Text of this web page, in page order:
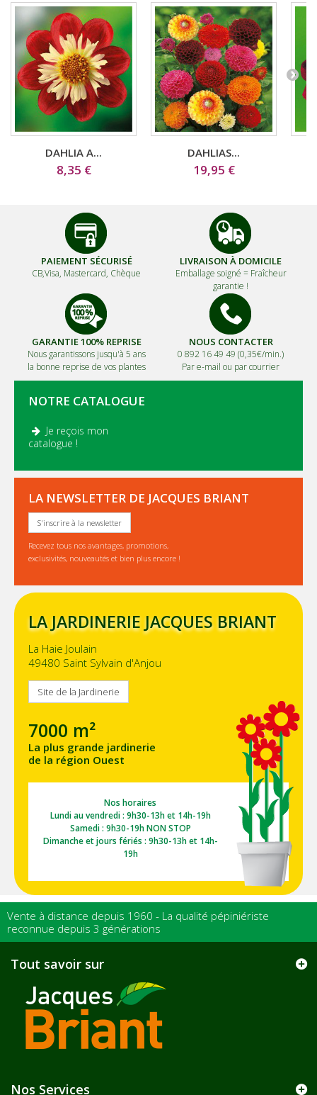
DAHLIA A...
8,35 €
DAHLIAS...
19,95 €
PAIEMENT SÉCURISÉ
CB,Visa, Mastercard, Chèque
LIVRAISON À DOMICILE
Emballage soigné = Fraîcheur
garantie !
GARANTIE 100% REPRISE
Nous garantissons jusqu'à 5 ans
la bonne reprise de vos plantes
NOUS CONTACTER
0 892 16 49 49 (0,35€/min.)
Par e-mail ou par courrier
NOTRE CATALOGUE
Je reçois mon
catalogue !
LA NEWSLETTER DE JACQUES BRIANT
S'inscrire à la newsletter
Recevez tous nos avantages, promotions,
exclusivités, nouveautés et bien plus encore !
LA JARDINERIE JACQUES BRIANT
La Haie Joulain
49480 Saint Sylvain d'Anjou
Site de la Jardinerie
7000 m²
La plus grande jardinerie
de la région Ouest
Nos horaires
Lundi au vendredi : 9h30-13h et 14h-19h
Samedi : 9h30-19h NON STOP
Dimanche et jours fériés : 9h30-13h et 14h-
19h
Vente à distance depuis 1960 - La qualité pépiniériste
reconnue depuis 3 générations
Tout savoir sur
Nos Services